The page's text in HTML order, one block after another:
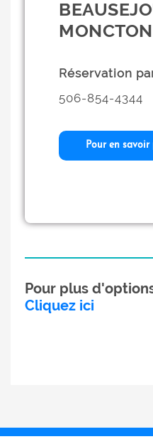
MONCTON
Réservation
506-854-4344
Pour en savoir
Pour plus
Cliquez ici